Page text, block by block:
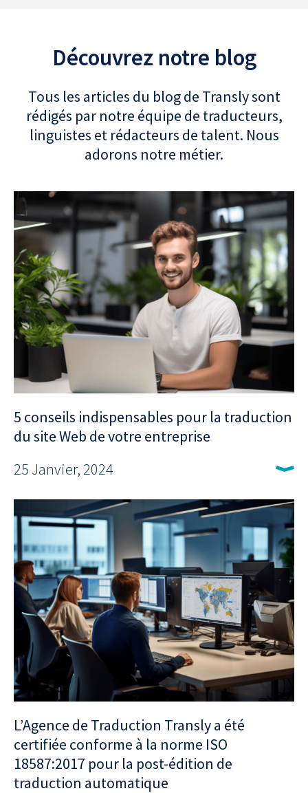
Découvrez notre blog
Tous les articles du blog de Transly sont
rédigés par notre équipe de traducteurs,
linguistes et rédacteurs de talent. Nous
adorons notre métier.
5 conseils indispensables pour la traduction
du site Web de votre entreprise
25 Janvier, 2024
L’Agence de Traduction Transly a été
certifiée conforme à la norme ISO
18587:2017 pour la post-édition de
traduction automatique